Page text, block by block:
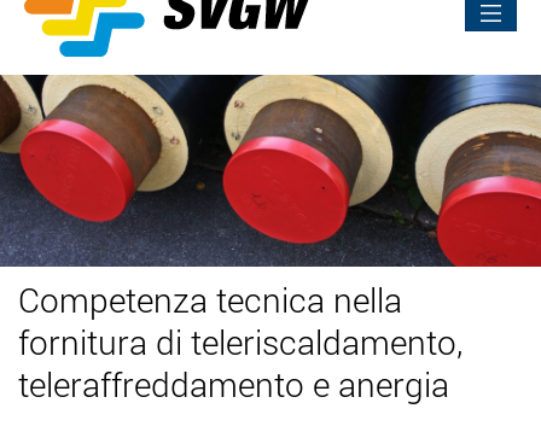
Competenza tecnica nella
fornitura di teleriscaldamento,
teleraffreddamento e anergia